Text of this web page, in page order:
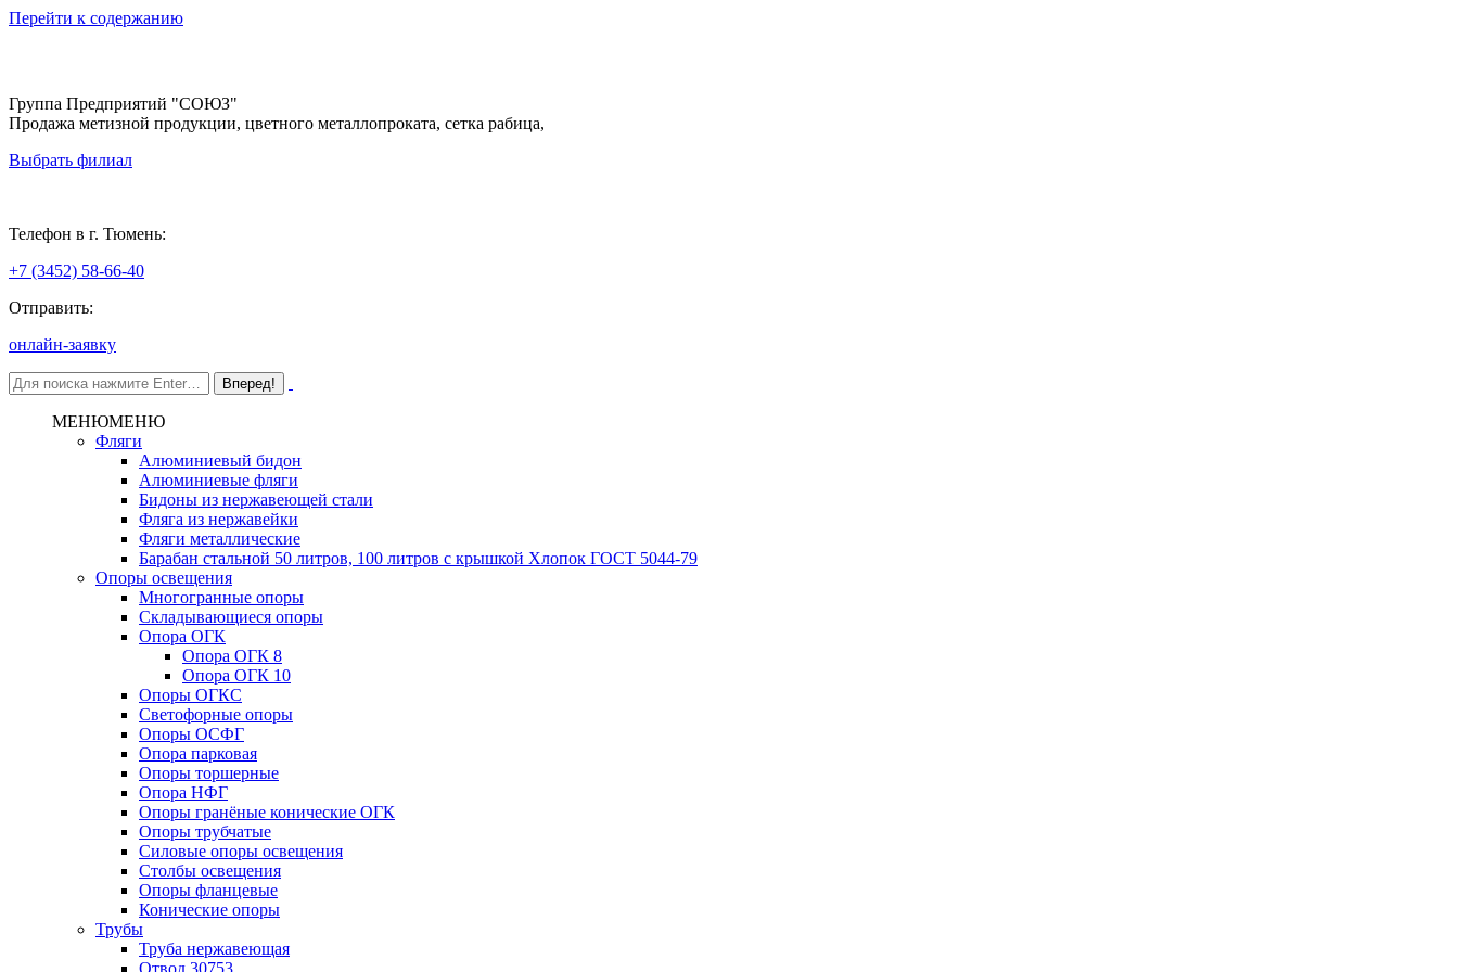
Перейти к содержанию
Группа Предприятий "СОЮЗ"
Продажа метизной продукции, цветного металлопроката, сетка рабица,
Выбрать филиал
Телефон в г. Тюмень:
+7 (3452) 58-66-40
Отправить:
онлайн-заявку
МЕНЮМЕНЮ
Фляги
Алюминиевый бидон
Алюминиевые фляги
Бидоны из нержавеющей стали
Фляга из нержавейки
Фляги металлические
Барабан стальной 50 литров, 100 литров с крышкой Хлопок ГОСТ 5044-79
Опоры освещения
Многогранные опоры
Складывающиеся опоры
Опора ОГК
Опора ОГК 8
Опора ОГК 10
Опоры ОГКС
Светофорные опоры
Опоры ОСФГ
Опора парковая
Опоры торшерные
Опора НФГ
Опоры гранёные конические ОГК
Опоры трубчатые
Силовые опоры освещения
Столбы освещения
Опоры фланцевые
Конические опоры
Трубы
Труба нержавеющая
Отвод 30753